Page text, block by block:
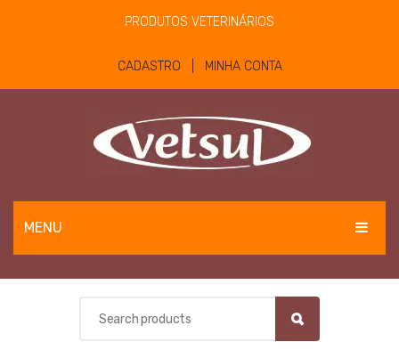
PRODUTOS VETERINÁRIOS
CADASTRO | MINHA CONTA
MENU
EQUINOS
BOVINOS E OVINOS